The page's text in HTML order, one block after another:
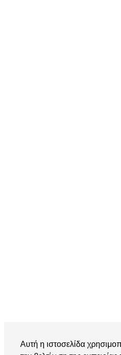
Αυτή η ιστοσελίδα